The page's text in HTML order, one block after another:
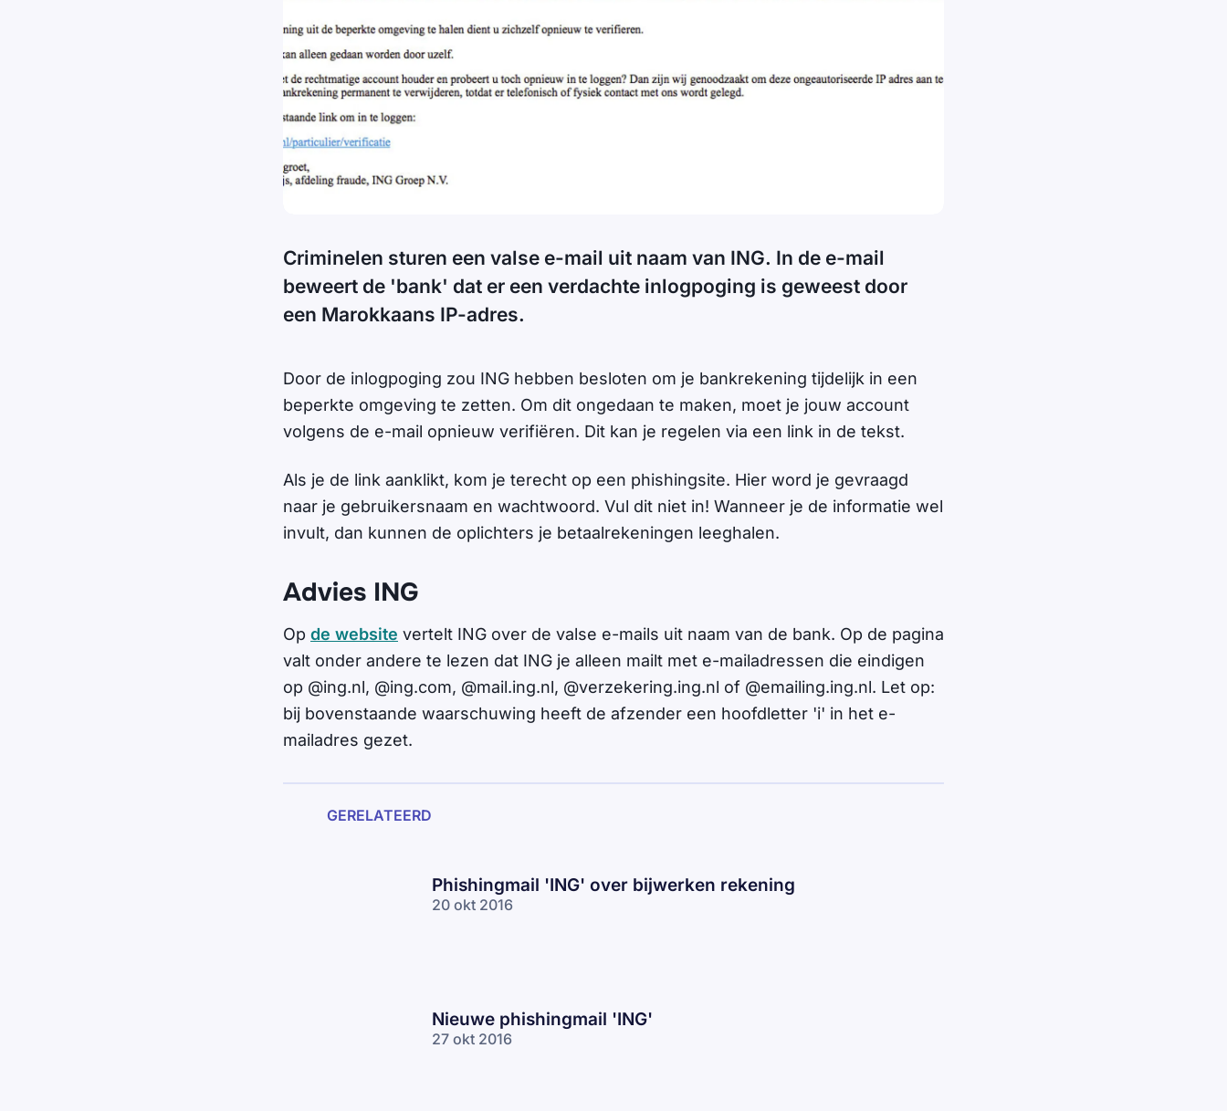
Criminelen sturen een valse e-mail uit naam van ING. In de e-mail
beweert de 'bank' dat er een verdachte inlogpoging is geweest door
een Marokkaans IP-adres.
Door de inlogpoging zou ING hebben besloten om je bankrekening tijdelijk in een
beperkte omgeving te zetten. Om dit ongedaan te maken, moet je jouw account
volgens de e-mail opnieuw verifiëren. Dit kan je regelen via een link in de tekst.
Als je de link aanklikt, kom je terecht op een phishingsite. Hier word je gevraagd
naar je gebruikersnaam en wachtwoord. Vul dit niet in! Wanneer je de informatie wel
invult, dan kunnen de oplichters je betaalrekeningen leeghalen.
Advies ING
Op de website vertelt ING over de valse e-mails uit naam van de bank. Op de pagina
valt onder andere te lezen dat ING je alleen mailt met e-mailadressen die eindigen
op @ing.nl, @ing.com, @mail.ing.nl, @verzekering.ing.nl of @emailing.ing.nl. Let op:
bij bovenstaande waarschuwing heeft de afzender een hoofdletter 'i' in het e-
mailadres gezet.
GERELATEERD
Phishingmail 'ING' over bijwerken rekening
20 okt 2016
Nieuwe phishingmail 'ING'
27 okt 2016